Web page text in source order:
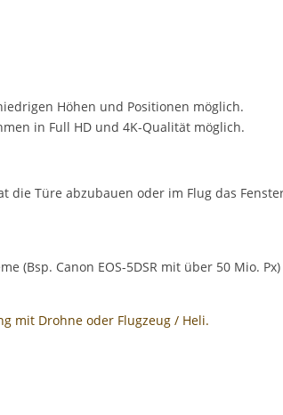
Höhen und Positionen möglich.
in Full HD und 4K-Qualität möglich.
Türe abzubauen oder im Flug das
(Bsp. Canon EOS-5DSR mit über 50 Mio. Px)
mit Drohne oder Flugzeug / Heli.